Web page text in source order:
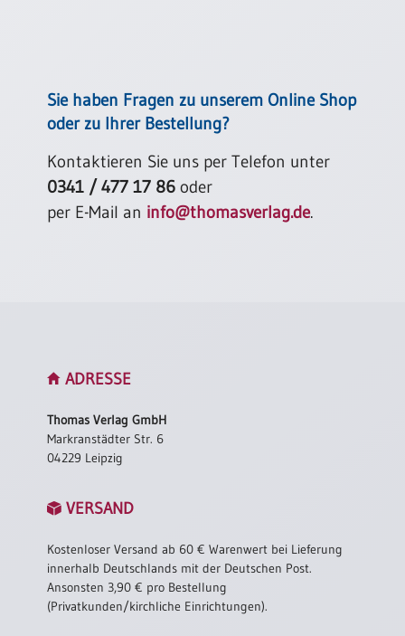
Sie haben Fragen zu unserem Online Shop
oder zu Ihrer Bestellung?
Kontaktieren Sie uns per Telefon unter
0341 / 477 17 86 oder
per E-Mail an info@thomasverlag.de.
ADRESSE
Thomas Verlag GmbH
Markranstädter Str. 6
04229 Leipzig
VERSAND
Kostenloser Versand ab 60 € Warenwert bei Lieferung
innerhalb Deutschlands mit der Deutschen Post.
Ansonsten 3,90 € pro Bestellung
(Privatkunden/kirchliche Einrichtungen).